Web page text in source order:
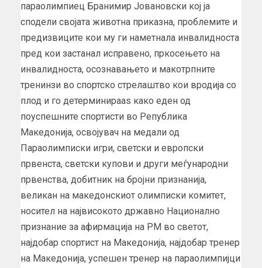
параолимпиец Бранимир Јовановски кој ја
сподели својата животна приказна, проблемите и
предизвиците кои му ги наметнала инвалидноста
пред кои застанал исправено, пркосењето на
инвалидноста, осознавањето и макотрпните
тренинзи во спортско стрелаштво кои вродија со
плод и го детерминирааѕ како еден од
поуспешните спортисти во Република
Македонија, освојувач на медали од
Параолимписки игри, светски и европски
првенста, светски купови и други меѓународни
првенства, добитник на бројни признанија,
великан на македонскиот олимписки комитет,
носител на највисокото државно Национално
признание за афирмација на РМ во светот,
најдобар спортист на Македонија, најдобар тренер
на Македонија, успешен тренер на параолимпијци